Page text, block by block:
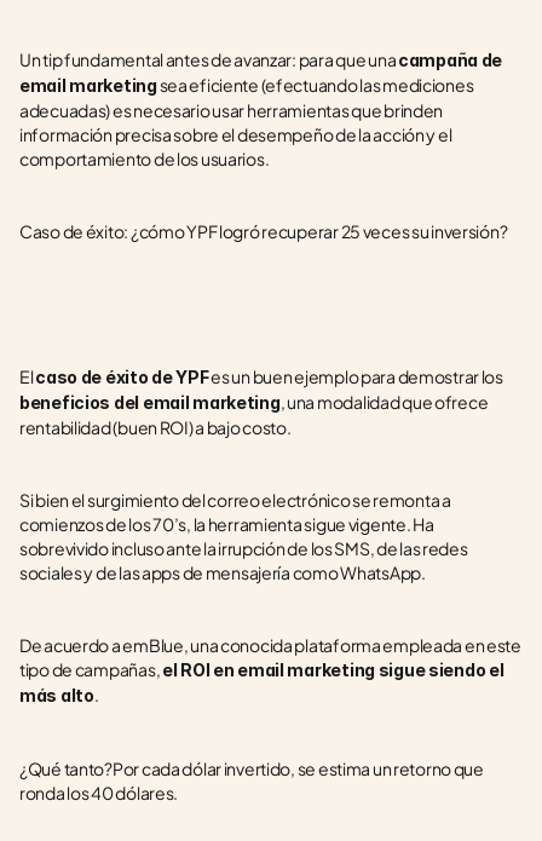
Un tip fundamental antes de avanzar: para que una campaña de
email marketing sea eficiente (efectuando las mediciones
adecuadas) es necesario usar herramientas que brinden
información precisa sobre el desempeño de la acción y el
comportamiento de los usuarios.
Caso de éxito: ¿cómo YPF logró recuperar 25 veces su inversión?
El caso de éxito de YPF es un buen ejemplo para demostrar los
beneficios del email marketing, una modalidad que ofrece
rentabilidad (buen ROI) a bajo costo.
Si bien el surgimiento del correo electrónico se remonta a
comienzos de los 70’s, la herramienta sigue vigente. Ha
sobrevivido incluso ante la irrupción de los SMS, de las redes
sociales y de las apps de mensajería como WhatsApp.
De acuerdo a emBlue, una conocida plataforma empleada en este
tipo de campañas, el ROI en email marketing sigue siendo el
más alto.
¿Qué tanto?Por cada dólar invertido, se estima un retorno que
ronda los 40 dólares.